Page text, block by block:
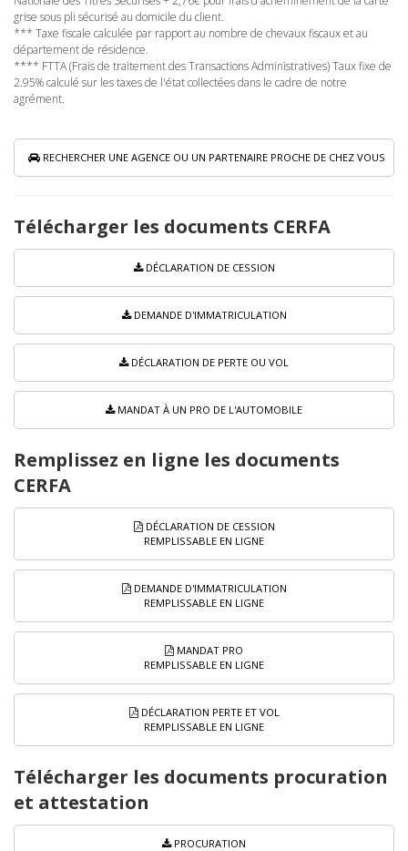
grise sous pli sécurisé au domicile du client.
*** Taxe fiscale calculée par rapport au nombre de chevaux fiscaux et au
département de résidence.
**** FTTA (Frais de traitement des Transactions Administratives) Taux fixe de
2.95% calculé sur les taxes de l'état collectées dans le cadre de notre
agrément.
RECHERCHER UNE AGENCE OU UN PARTENAIRE PROCHE DE CHEZ VOUS
Télécharger les documents CERFA
DÉCLARATION DE CESSION
DEMANDE D'IMMATRICULATION
DÉCLARATION DE PERTE OU VOL
MANDAT À UN PRO DE L'AUTOMOBILE
Remplissez en ligne les documents
CERFA
DÉCLARATION DE CESSION
REMPLISSABLE EN LIGNE
DEMANDE D'IMMATRICULATION
REMPLISSABLE EN LIGNE
MANDAT PRO
REMPLISSABLE EN LIGNE
DÉCLARATION PERTE ET VOL
REMPLISSABLE EN LIGNE
Télécharger les documents procuration
et attestation
PROCURATION